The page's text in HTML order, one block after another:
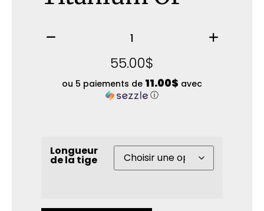
55.00$
ou 5 paiements de 11.00$ avec
ⓘ
Longueur
de la tige